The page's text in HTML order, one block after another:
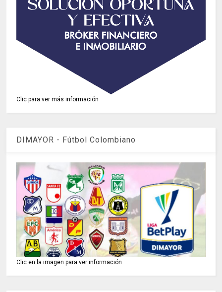
Clic para ver más información
DIMAYOR - Fútbol Colombiano
Clic en la imagen para ver información